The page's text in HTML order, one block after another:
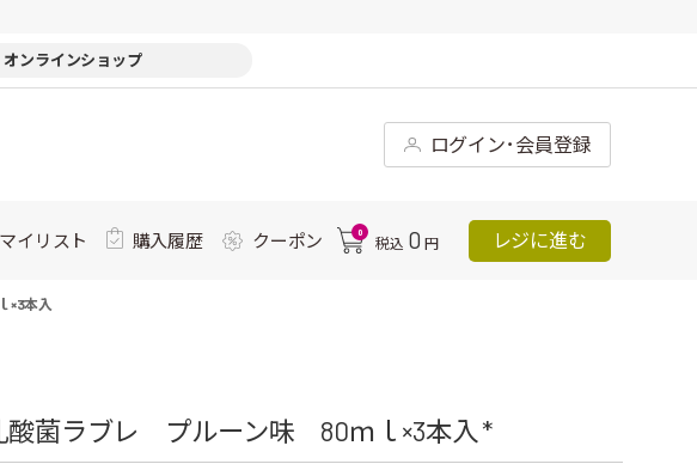
オンラインショップ
ログイン･会員登録
マイリスト 購入履歴 クーポン 0
税込 0 円 レジに進む
本入
菌ラブレ プルーン味 80ｍｌ×3本入 *